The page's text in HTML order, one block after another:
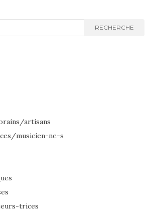
RECHERCHE
artisans
musicien-ne-s
trices